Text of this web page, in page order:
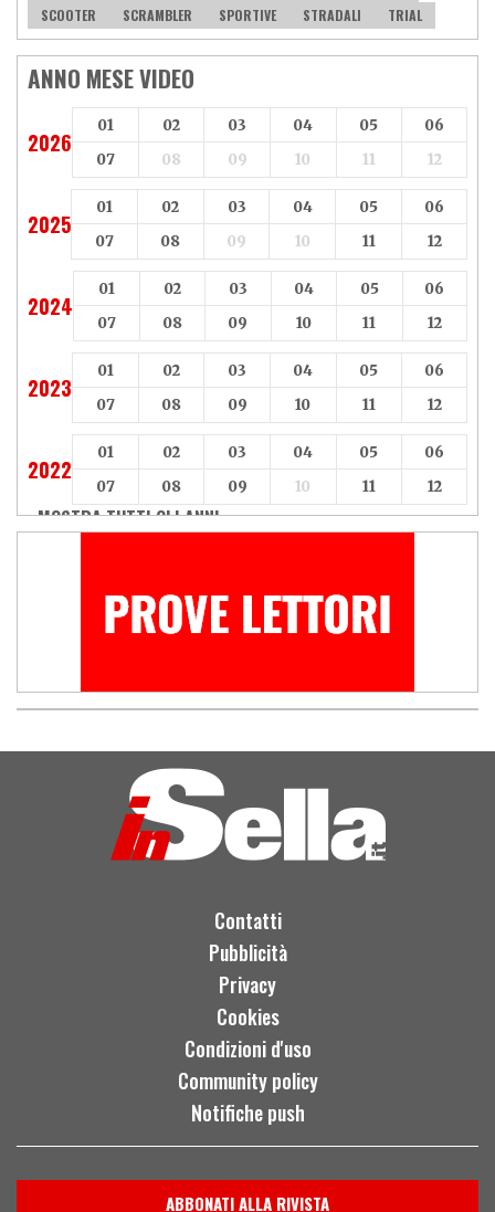
SCOOTER
SCRAMBLER SPORTIVE STRADALI TRIAL
ANNO MESE VIDEO
2026
01 02 03 04 05
06
07
08 09 10 11 12
2025
01 02 03 04 05
06
07
08 09 10 11 12
2024
01 02 03 04 05
06
07
08 09 10 11 12
2023
01 02 03 04 05
06
07
08 09 10 11 12
2022
01 02 03 04 05
06
07
08 09 10 11 12
MOSTRA TUTTI GLI ANNI »
Contatti
Pubblicità
Privacy
Cookies
Condizioni d'uso
Community policy
Notifiche push
ABBONATI ALLA RIVISTA